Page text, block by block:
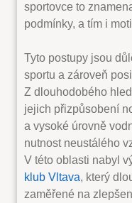
sportovce to
podmínky, a tím i
Tyto postupy jsou
sportu a zároveň
Z dlouhodobého
jejich přizpůsobení
a vysoké úrovně
nutnost neustálého
V této oblasti nabyl
klub Vltava, který
zaměřené na